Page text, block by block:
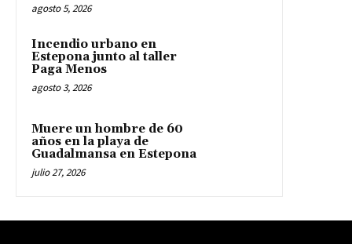
agosto 5, 2026
Incendio urbano en
Estepona junto al taller
Paga Menos
agosto 3, 2026
Muere un hombre de 60
años en la playa de
Guadalmansa en Estepona
julio 27, 2026